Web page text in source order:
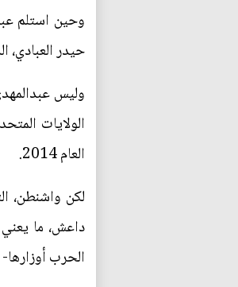
وحين استلم
حيدر
وليس
الولايات
العام 2014.
لكن واشنطن،
داعش، ما
الحرب